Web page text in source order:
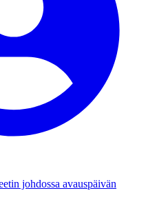
johdossa avauspäivän